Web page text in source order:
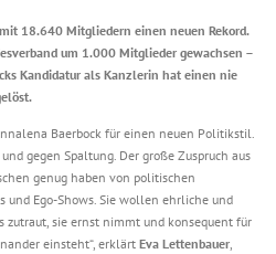
18.640 Mitgliedern einen neuen Rekord.
um 1.000 Mitglieder gewachsen –
Kandidatur als Kanzlerin hat einen nie
Baerbock für einen neuen Politikstil.
gegen Spaltung. Der große Zuspruch aus
genug haben von politischen
und Ego-Shows. Sie wollen ehrliche und
sie ernst nimmt und konsequent für
einsteht“, erklärt Eva Lettenbauer,